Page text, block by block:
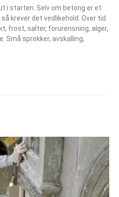
i starten. Selv om betong er et
krever det vedlikehold. Over tid
frost, salter, forurensning, alger,
Små sprekker, avskalling,